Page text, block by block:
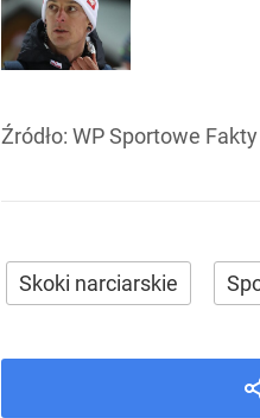
Źródło: WP Sportowe Fakty
Skoki narciarskie